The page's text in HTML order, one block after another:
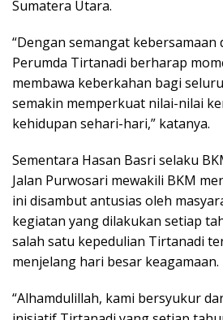
Sumatera Utara.
“Dengan semangat kebersamaan
Perumda Tirtanadi berharap
membawa keberkahan bagi
semakin memperkuat nilai-nilai
kehidupan sehari-hari,” katanya.
Sementara Hasan Basri selaku
Jalan Purwosari mewakili BKM
ini disambut antusias oleh
kegiatan yang dilakukan setiap
salah satu kepedulian Tirtanadi
menjelang hari besar keagamaan.
“Alhamdulillah, kami bersyukur